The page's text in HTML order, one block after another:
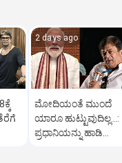
2 days ago
ಮೋದಿಯಂತೆ ಮುಂದೆ
ಯಾರೂ ಹುಟ್ಟುವುದಿಲ್ಲ...:
ಪ್ರಧಾನಿಯನ್ನು ಹಾಡಿ